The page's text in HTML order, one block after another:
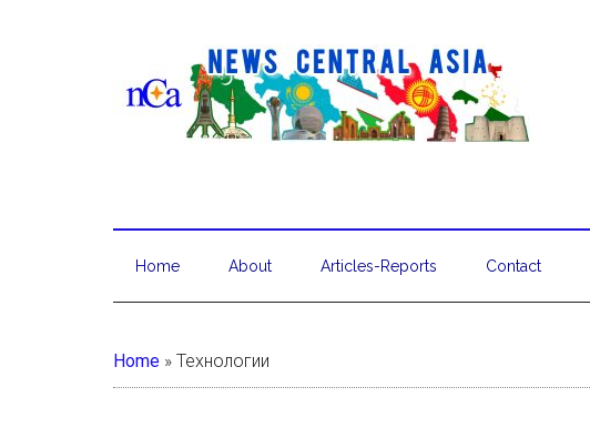
Home About Articles-Reports Contact
Home » Технологии